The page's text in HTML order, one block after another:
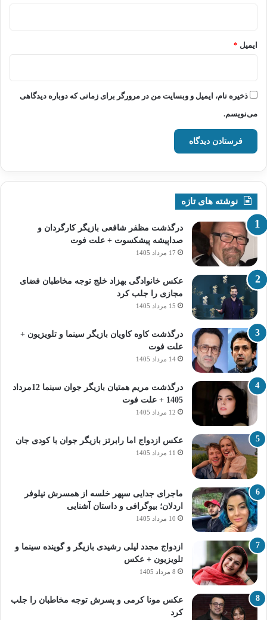
ایمیل *
ذخیره نام، ایمیل و وبسایت من در مرورگر برای زمانی که دوباره دیدگاهی
می‌نویسم.
نوشته های تازه
درگذشت مظفر شافعی بازیگر کارگردان و
صداپیشه پیشکسوت + علت فوت
17 مرداد 1405
عکس خانوادگی بهزاد خلج توجه مخاطبان فضای
مجازی را جلب کرد
15 مرداد 1405
درگذشت کاوه کاویان بازیگر سینما و تلویزیون +
علت فوت
14 مرداد 1405
درگذشت مریم همتیان بازیگر جوان سینما 12مرداد
1405 + علت فوت
12 مرداد 1405
عکس ازدواج اما رابرتز بازیگر جوان با کودی جان
11 مرداد 1405
ماجرای جدایی سپهر خلسه از همسرش نیلوفر
اردلان؛ بیوگرافی و داستان آشنایی
10 مرداد 1405
ازدواج مجدد لیلی رشیدی بازیگر و گوینده سینما و
تلویزیون + عکس
8 مرداد 1405
عکس مونا کرمی و پسرش توجه مخاطبان را جلب
کرد